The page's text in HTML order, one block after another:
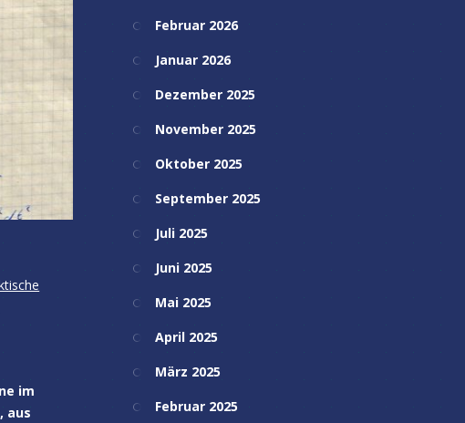
im
aus
Februar 2026
Januar 2026
Dezember 2025
November 2025
Oktober 2025
September 2025
Juli 2025
Juni 2025
Mai 2025
April 2025
März 2025
Februar 2025